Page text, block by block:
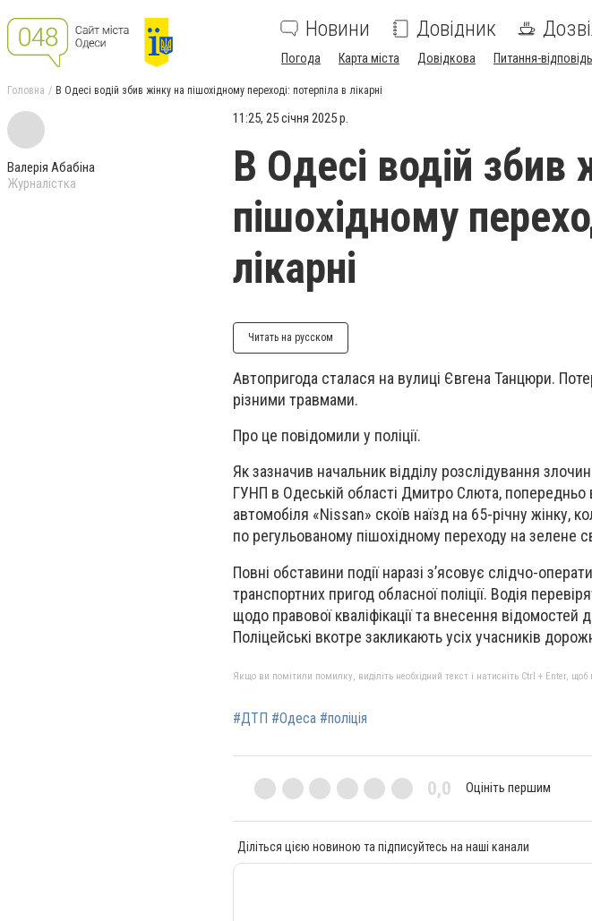
Новини Довідник
Погода Карта міста Довідкова Питання-відповідь
Головна В Одесі водій збив жінку на пішохідному переході: потерпіла в лікарні
Валерія Абабіна
Журналістка
11:25, 25 січня 2025 р.
В Одесі водій збив
пішохідному
лікарні
Читать на русском
Автопригода сталася на вулиці Євгена Танцюри.
різними травмами.
Про це повідомили у поліції.
Як зазначив начальник відділу розслідування
ГУНП в Одеській області Дмитро Слюта,
автомобіля «Nissan» скоїв наїзд на 65-річну жінку,
по регульованому пішохідному переходу на зелене
Повні обставини події наразі з’ясовує слідчо-
транспортних пригод обласної поліції. Водія
щодо правової кваліфікації та внесення
Поліцейські вкотре закликають усіх учасників
Якщо ви помітили помилку, виділіть необхідний текст і натисніть Ctrl + Enter,
#ДТП #Одеса #поліція
0,0 Оцініть першим
Діліться цією новиною та підписуйтесь на наші канали